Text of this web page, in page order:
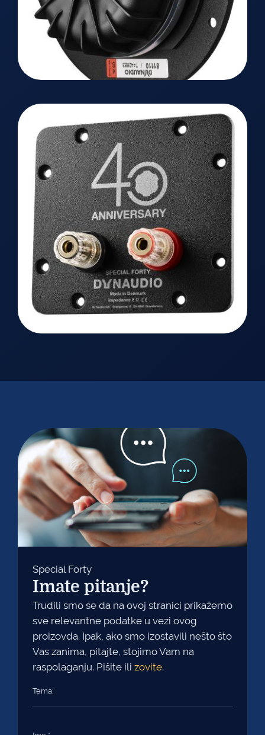
Special Forty
Imate pitanje?
Trudili smo se da na ovoj stranici prikažemo
sve relevantne podatke u vezi ovog
proizovda. Ipak, ako smo izostavili nešto što
Vas zanima, pitajte, stojimo Vam na
raspolaganju. Pišite ili zovite.